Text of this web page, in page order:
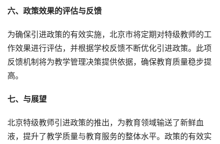
六、政策效果的评估与反馈
为确保引进政策的有效实施，北京市将定期对特级教师的工
作效果进行评估，并根据学校反馈不断优化引进政策。此项
反馈机制将为教学管理决策提供依据，确保教育质量稳步提
高。
七、与展望
北京特级教师引进政策的推出，为教育领域输送了新鲜血
液，提升了教学质量与教育服务的整体水平。政策的有效实